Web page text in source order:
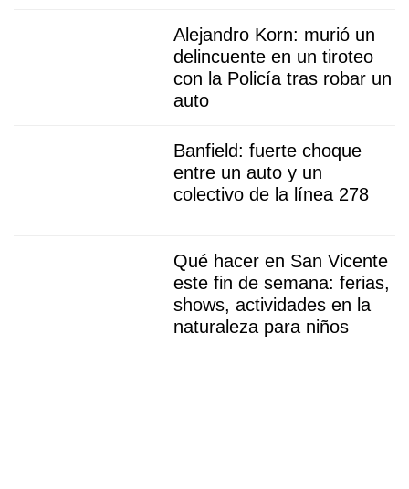
Alejandro Korn: murió un
delincuente en un tiroteo
con la Policía tras robar un
auto
Banfield: fuerte choque
entre un auto y un
colectivo de la línea 278
Qué hacer en San Vicente
este fin de semana: ferias,
shows, actividades en la
naturaleza para niños